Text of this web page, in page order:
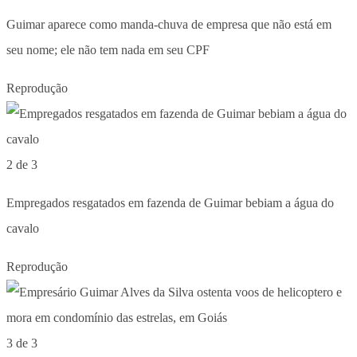
Guimar aparece como manda-chuva de empresa que não está em
seu nome; ele não tem nada em seu CPF
Reprodução
2 de 3
Empregados resgatados em fazenda de Guimar bebiam a água do
cavalo
Reprodução
3 de 3